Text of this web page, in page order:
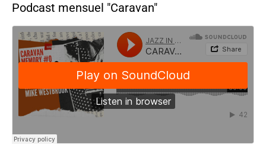
Podcast mensuel "Caravan"